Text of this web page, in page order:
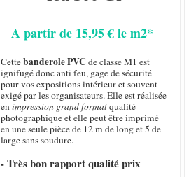
A partir de 15,95 € le m2*
Cettebanderole PVC de classe M1 est
ignifugé donc anti feu, gage de sécurité
pour vos expositions intérieur et souvent
exigé par les organisateurs. Elle est réalisée
enimpression grand formatqualité
photographique et elle peut être imprimé
en une seule pièce de 12 m de long et 5 de
large sans soudure.
- Très bon rapport qualité prix